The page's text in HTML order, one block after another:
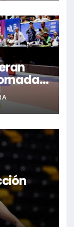
2026
2026